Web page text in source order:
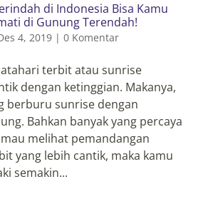
di Indonesia Bisa Kamu
di Gunung Terendah!
4, 2019 |0 Komentar
terbit atau sunrise
dengan ketinggian. Makanya,
berburu sunrise dengan
Bahkan banyak yang percaya
melihat pemandangan
yang lebih cantik, maka kamu
semakin...